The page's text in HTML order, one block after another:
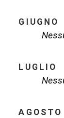
GIUGNO
LUGLIO
AGOSTO